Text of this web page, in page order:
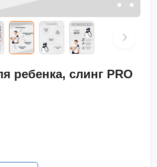
ребенка, слинг PRO